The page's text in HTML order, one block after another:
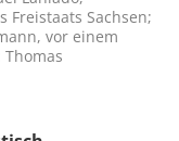
Sachsen;
vor einem